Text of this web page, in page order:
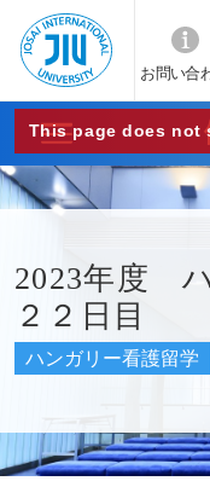
JIU
城西
国際
大学
お問い合
This page does not
2023年度
２２日目
ハンガリー看護留学